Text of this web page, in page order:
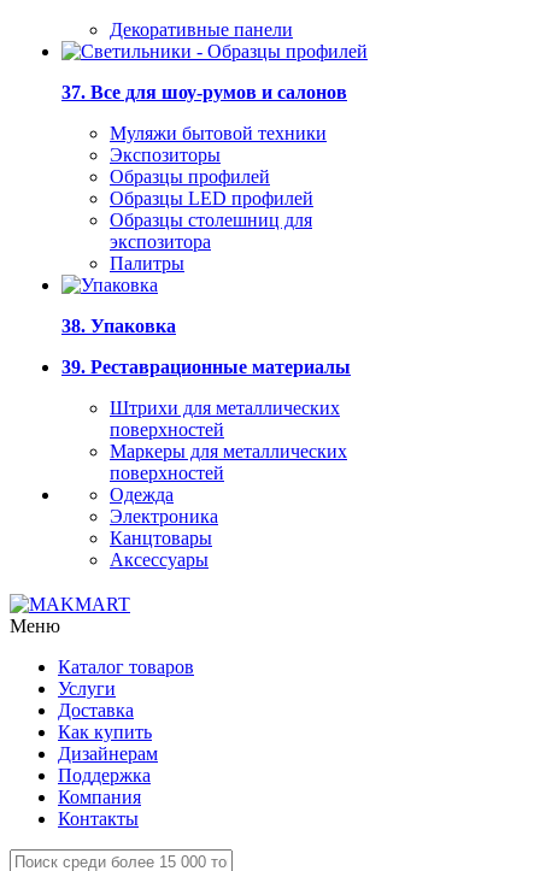
Декоративные панели
37. Все для шоу-румов и салонов
Муляжи бытовой техники
Экспозиторы
Образцы профилей
Образцы LED профилей
Образцы столешниц для
экспозитора
Палитры
38. Упаковка
39. Реставрационные материалы
Штрихи для металлических
поверхностей
Маркеры для металлических
поверхностей
Одежда
Электроника
Канцтовары
Аксессуары
Меню
Каталог товаров
Услуги
Доставка
Как купить
Дизайнерам
Поддержка
Компания
Контакты